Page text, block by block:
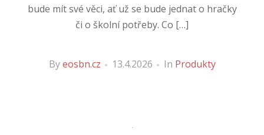
bude mít své věci, ať už se bude jednat o hračky
či o školní potřeby. Co […]
Byeosbn.cz 13.4.2026 In Produkty